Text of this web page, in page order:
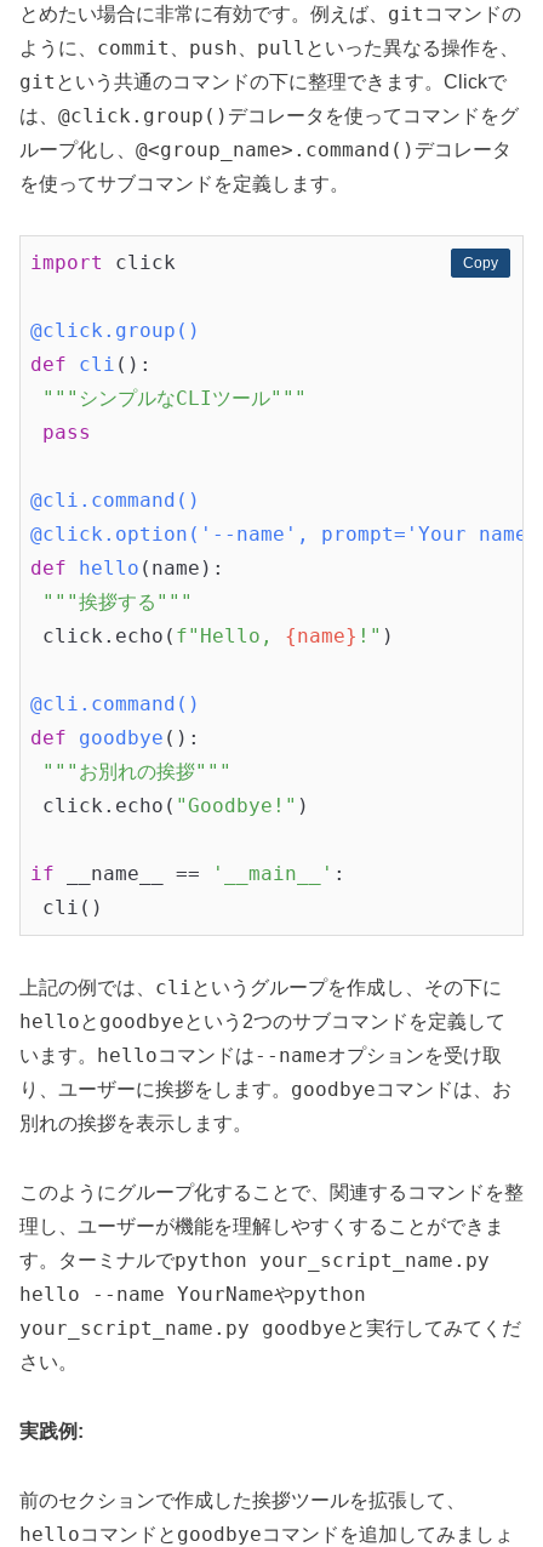
とめたい場合に非常に有効です。例えば、 git コマンドの
ように、 commit push pull といった異なる操作を、
git という共通のコマンドの下に整理できます。Clickで
は、 @click.group() デコレータを使ってコマンドをグ
ループ化し、 @<group_name>.command() デコレータ
を使ってサブコマンドを定義します。
Copy
Copy
import click
@click.group()
def
cli () :
"""シンプルなCLIツール"""
pass
@cli.command()
@click.option('--name', prompt='Your name',
def
hello (name) :
"""挨拶する"""
click.echo( f"Hello, {name} !" )
@cli.command()
def
goodbye () :
"""お別れの挨拶"""
click.echo( "Goodbye!" )
if __name__ == '__main__' :
上記の例では、 cliというグループを作成し、その下に
helloと goodbyeという2つのサブコマンドを定義して
います。
helloコマンドは--nameオプションを受け取
り、ユーザーに挨拶をします。 goodbyeコマンドは、お
別れの挨拶を表示します。
このようにグループ化することで、関連するコマンドを整
理し、ユーザーが機能を理解しやすくすることができま
す。ターミナルでpython your_script_name.py
hello --name YourNameやpython
your_script_name.py goodbyeと実行してみてくだ
さい。
実践例:
前のセクションで作成した挨拶ツールを拡張して、
helloコマンドと goodbyeコマンドを追加してみましょ